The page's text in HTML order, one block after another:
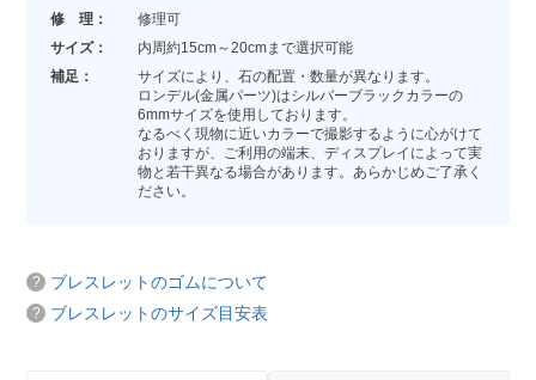
修 理：
修理可
サイズ：
内周約15cm～20cmまで選択可能
補足：
サイズにより、石の配置・数量が異なります。
ロンデル(金属パーツ)はシルバーブラックカラーの
6mmサイズを使用しております。
なるべく現物に近いカラーで撮影するように心がけて
おりますが、ご利用の端末、ディスプレイによって実
物と若干異なる場合があります。あらかじめご了承く
ださい。
ブレスレットのゴムについて
ブレスレットのサイズ目安表